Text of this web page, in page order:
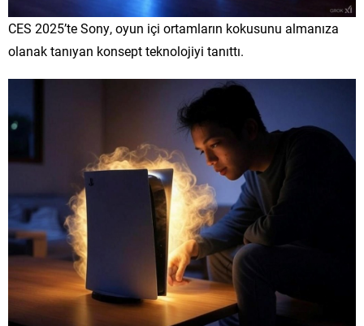
CES 2025’te Sony, oyun içi ortamların kokusunu almanıza
olanak tanıyan konsept teknolojiyi tanıttı.